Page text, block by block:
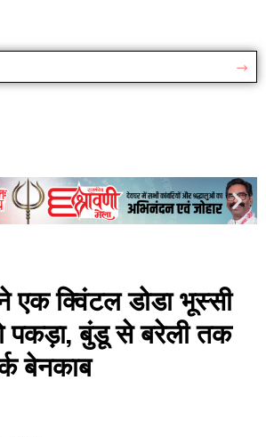
एक क्विंटल डोडा भूस्सी
पकड़ा, बुंडू से बरेली तक
बेनकाब